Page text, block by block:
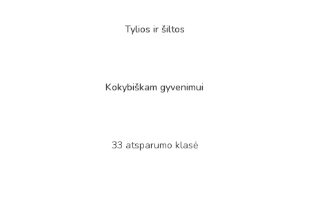
Tylios ir šiltos
Kokybiškam gyvenimui
33 atsparumo klasė